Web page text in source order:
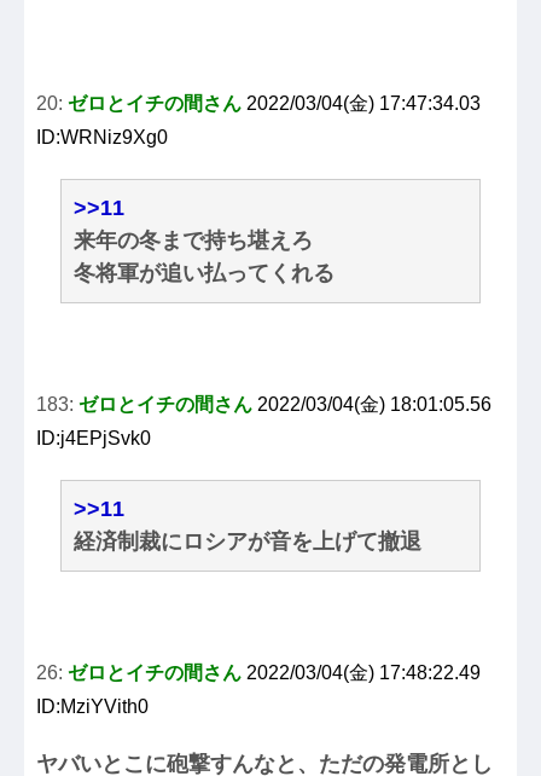
20: ゼロとイチの間さん 2022/03/04(金) 17:47:34.03
ID:WRNiz9Xg0
>>11
来年の冬まで持ち堪えろ
冬将軍が追い払ってくれる
183: ゼロとイチの間さん 2022/03/04(金) 18:01:05.56
ID:j4EPjSvk0
>>11
経済制裁にロシアが音を上げて撤退
26: ゼロとイチの間さん 2022/03/04(金) 17:48:22.49
ID:MziYVith0
ヤバいとこに砲撃すんなと、ただの発電所とし